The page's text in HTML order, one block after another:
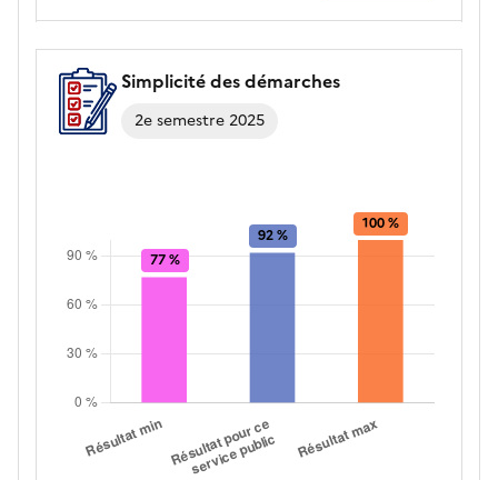
Simplicité des démarches
2e semestre 2025